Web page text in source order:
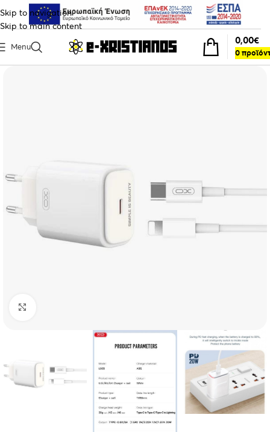
Skip to navigation
Skip to main content
Menu
0
0,00€